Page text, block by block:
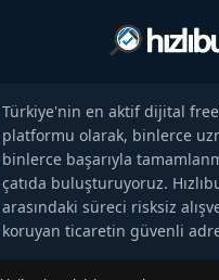
Türkiye'nin en aktif dijital
platformu olarak, binlerce
binlerce başarıyla
çatıda buluşturuyoruz.
arasındaki süreci risksiz
koruyan ticaretin güvenli